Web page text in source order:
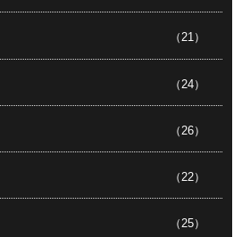
（21）
（24）
（26）
（22）
（25）